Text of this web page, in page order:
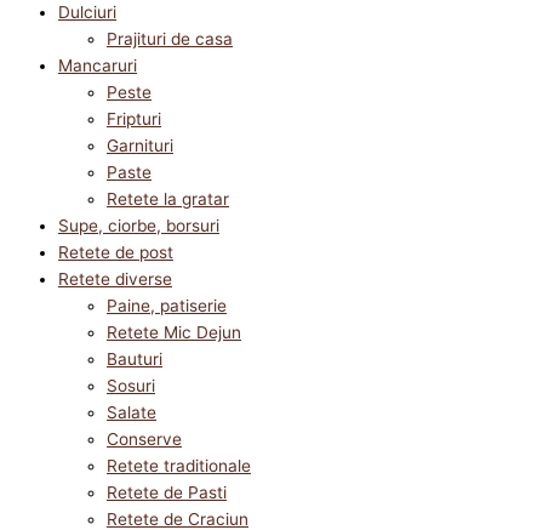
Dulciuri
Prajituri de casa
Mancaruri
Peste
Fripturi
Garnituri
Paste
Retete la gratar
Supe, ciorbe, borsuri
Retete de post
Retete diverse
Paine, patiserie
Retete Mic Dejun
Bauturi
Sosuri
Salate
Conserve
Retete traditionale
Retete de Pasti
Retete de Craciun